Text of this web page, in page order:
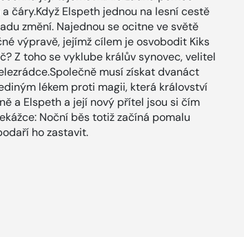
čáry.Když Elspeth jednou na lesní cestě
změní. Najednou se ocitne ve světě
výpravě, jejímž cílem je osvobodit Kiks
Z toho se vyklube králův synovec, velitel
musí získat dvanáct
lékem proti magii, která království
a Elspeth a její nový přítel jsou si čím
Noční běs totiž začíná pomalu
ho zastavit.